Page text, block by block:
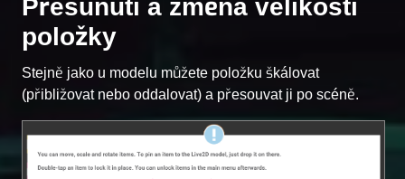
Přesunutí a změna velikosti
položky
Stejně jako u modelu můžete položku škálovat
(přibližovat nebo oddalovat) a přesouvat ji po scéně.